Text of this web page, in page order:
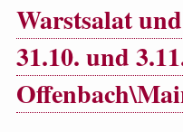
Warstsalat
31.10. und